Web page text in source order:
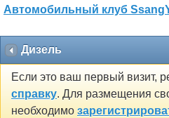
Автомобильный клуб
Дизель
Если это ваш первый визит,
справку. Для размещения
необходимо